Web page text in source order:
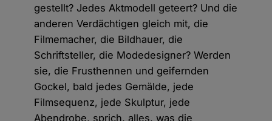
gestellt? Jedes Aktmodell geteert? Und die
anderen Verdächtigen gleich mit, die
Filmemacher, die Bildhauer, die
Schriftsteller, die Modedesigner? Werden
sie, die Frusthennen und geifernden
Gockel, bald jedes Gemälde, jede
Filmsequenz, jede Skulptur, jede
Abendrobe, sprich, alles, was die